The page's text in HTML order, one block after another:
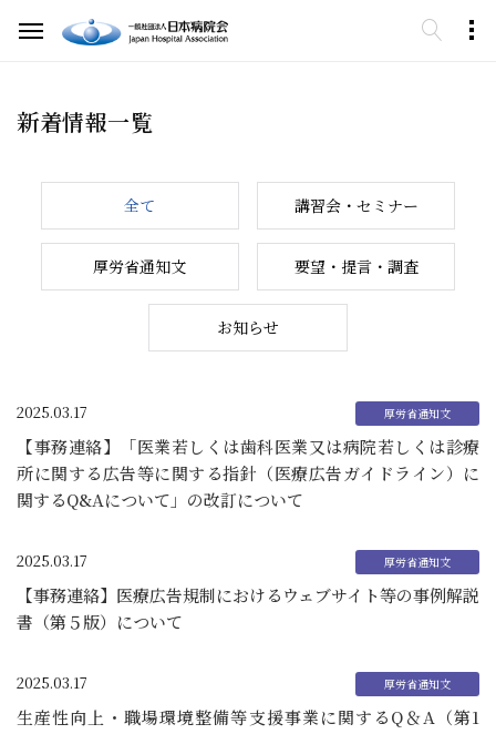
新着情報一覧
全て 講習会・セミナー
厚労省通知文 要望・提言・調査
お知らせ
2025.03.17
【事務連絡】「医業若しくは歯科医業又は病院若しくは診療
所に関する広告等に関する指針（医療広告ガイドライン）に
関するQ&Aについて」の改訂について
2025.03.17
【事務連絡】医療広告規制におけるウェブサイト等の事例解説
書（第５版）について
2025.03.17
生産性向上・職場環境整備等支援事業に関するQ＆A（第1